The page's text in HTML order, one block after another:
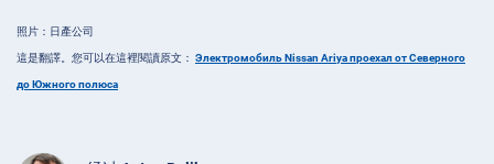
照片：日產公司
這是翻譯。您可以在這裡閱讀原文： Электромобиль Nissan Ariya проехал от Северного
до Южного полюса